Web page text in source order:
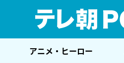
アニメ・ヒーロー